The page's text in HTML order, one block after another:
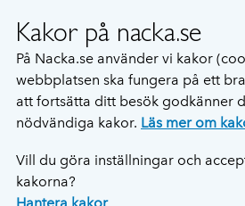
Kakor på nacka.se
På Nacka.se använder vi kakor
webbplatsen ska fungera på ett
att fortsätta ditt besök godkänner
nödvändiga kakor. Läs mer om
Vill du göra inställningar och
kakorna?